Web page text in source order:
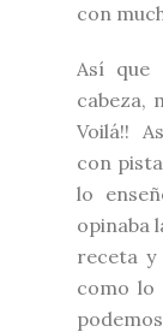
con
Así que
cabeza,
Voilá!!
con
lo
opinaba
receta y
como lo